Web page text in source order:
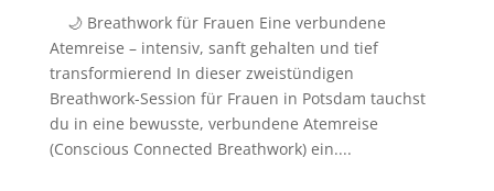
🌙 Breathwork für Frauen Eine verbundene
Atemreise – intensiv, sanft gehalten und tief
transformierend In dieser zweistündigen
Breathwork-Session für Frauen in Potsdam tauchst
du in eine bewusste, verbundene Atemreise
(Conscious Connected Breathwork) ein....